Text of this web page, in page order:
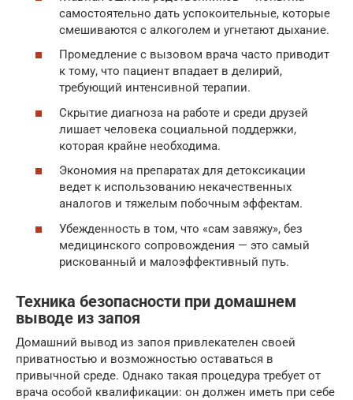
самостоятельно дать успокоительные, которые
смешиваются с алкоголем и угнетают дыхание.
Промедление с вызовом врача часто приводит
к тому, что пациент впадает в делирий,
требующий интенсивной терапии.
Скрытие диагноза на работе и среди друзей
лишает человека социальной поддержки,
которая крайне необходима.
Экономия на препаратах для детоксикации
ведет к использованию некачественных
аналогов и тяжелым побочным эффектам.
Убежденность в том, что «сам завяжу», без
медицинского сопровождения — это самый
рискованный и малоэффективный путь.
Техника безопасности при домашнем
выводе из запоя
Домашний вывод из запоя привлекателен своей
приватностью и возможностью оставаться в
привычной среде. Однако такая процедура требует от
врача особой квалификации: он должен иметь при себе